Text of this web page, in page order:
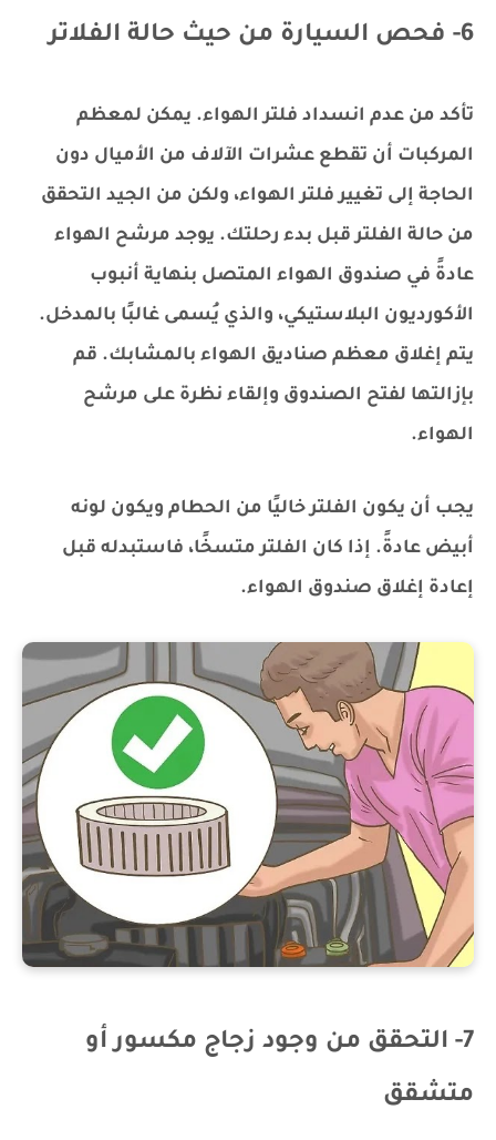
6- فحص السيارة من حيث حالة الفلاتر
تأكد من عدم انسداد فلتر الهواء. يمكن لمعظم
المركبات أن تقطع عشرات الآلاف من الأميال دون
الحاجة إلى تغيير فلتر الهواء، ولكن من الجيد التحقق
من حالة الفلتر قبل بدء رحلتك. يوجد مرشح الهواء
عادةً في صندوق الهواء المتصل بنهاية أنبوب
الأكورديون البلاستيكي، والذي يُسمى غالبًا بالمدخل.
يتم إغلاق معظم صناديق الهواء بالمشابك. قم
بإزالتها لفتح الصندوق وإلقاء نظرة على مرشح
الهواء.
يجب أن يكون الفلتر خاليًا من الحطام ويكون لونه
أبيض عادةً. إذا كان الفلتر متسخًا، فاستبدله قبل
إعادة إغلاق صندوق الهواء.
7- التحقق من وجود زجاج مكسور أو
متشقق